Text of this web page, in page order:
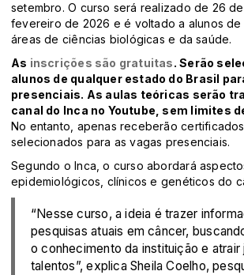
setembro. O curso será realizado de 26
fevereiro de 2026 e é voltado a alunos de
áreas de ciências biológicas e da saúde.
As inscrições são gratuitas. Serão
alunos de qualquer estado do Brasil
presenciais. As aulas teóricas serão
canal do Inca no Youtube, sem limites
No entanto, apenas receberão
selecionados para as vagas presenciais.
Segundo o Inca, o curso abordará
epidemiológicos, clínicos e genéticos do
“Nesse curso, a ideia é trazer
pesquisas atuais em câncer,
o conhecimento da instituição e atrair
talentos”, explica Sheila Coelho,